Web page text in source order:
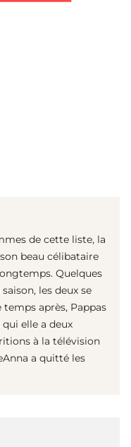
de cette liste, la
beau célibataire
Quelques
les deux se
après, Pappas
elle a deux
à la télévision
a quitté les